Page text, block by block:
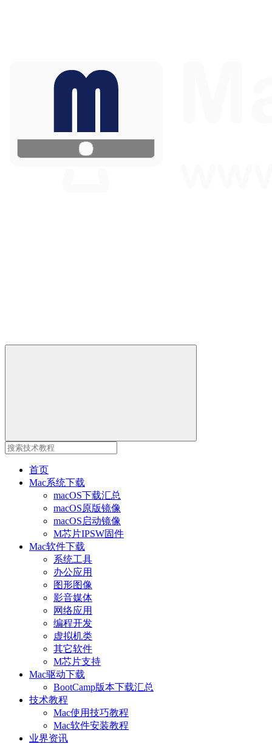
首页
Mac系统下载
macOS下载汇总
macOS原版镜像
macOS启动镜像
M芯片IPSW固件
Mac软件下载
系统工具
办公应用
图形图像
影音媒体
网络应用
编程开发
虚拟机类
其它软件
M芯片支持
Mac驱动下载
BootCamp版本下载汇总
技术教程
Mac使用技巧教程
Mac软件安装教程
业界资讯